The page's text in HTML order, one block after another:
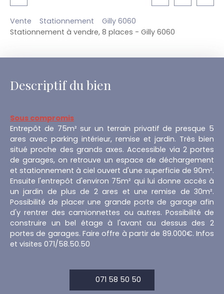
Vente Stationnement
Gilly 6060
Stationnement à vendre, 8 places - Gilly 6060
Descriptif du bien
Sous compromis
Entrepôt de 75m² sur un terrain privatif de presque 5
ares avec parking intérieur, remise et jardin. Très bien
situé proche des grands axes. Accessible via 2 portes
de garages, on retrouve un espace de déchargement
et stationnement à ciel ouvert d'une superficie de 90m².
Ensuite l'entrepôt d'environ 75m² qui lui donne accès à
un jardin de plus de 2 ares et une remise de 30m².
Possibilité de placer une grande porte de garage afin
d'y rentrer des camionnettes ou autres. Possibilité de
construire un bel étage à l'avant au dessus des 2
portes de garages. Faire offre à partir de 89.000€. Infos
et visites 071/58.50.50
071 58 50 50